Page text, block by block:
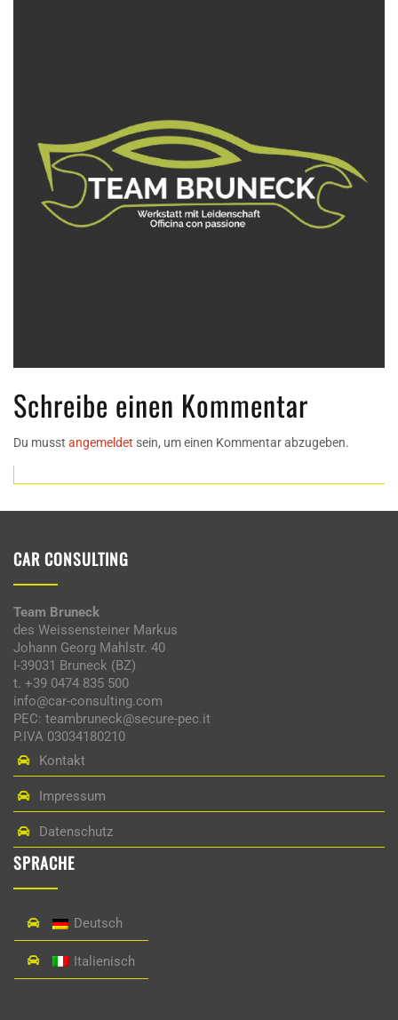
Schreibe einen Kommentar
Du musst angemeldet sein, um einen Kommentar abzugeben.
CAR CONSULTING
Team Bruneck
des Weissensteiner Markus
Johann Georg Mahlstr. 40
I-39031 Bruneck (BZ)
t. +39 0474 835 500
info@car-consulting.com
PEC: teambruneck@secure-pec.it
P.IVA 03034180210
Kontakt
Impressum
Datenschutz
SPRACHE
Deutsch
Italienisch